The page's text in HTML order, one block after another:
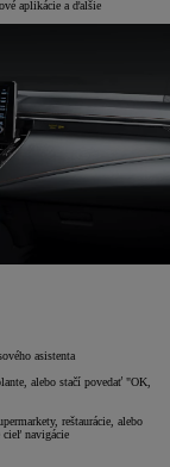
aplikácie a ďalšie
asistenta
alebo stačí povedať "OK,
reštaurácie, alebo
cieľ navigácie